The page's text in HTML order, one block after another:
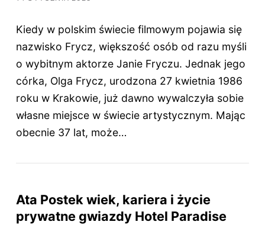
Kiedy w polskim świecie filmowym pojawia się
nazwisko Frycz, większość osób od razu myśli
o wybitnym aktorze Janie Fryczu. Jednak jego
córka, Olga Frycz, urodzona 27 kwietnia 1986
roku w Krakowie, już dawno wywalczyła sobie
własne miejsce w świecie artystycznym. Mając
obecnie 37 lat, może…
Ata Postek wiek, kariera i życie
prywatne gwiazdy Hotel Paradise